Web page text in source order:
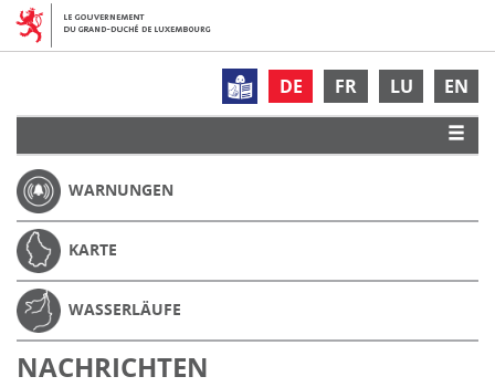
DE FR LU EN
WARNUNGEN
KARTE
WASSERLÄUFE
NACHRICHTEN